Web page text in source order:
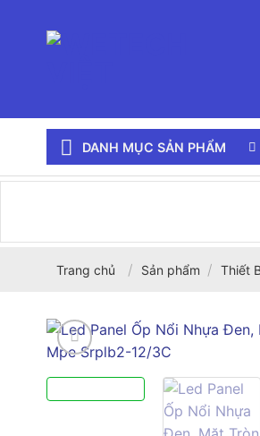
DANH MỤC SẢN PHẨM
Trang chủ / Sản phẩm / Thiết